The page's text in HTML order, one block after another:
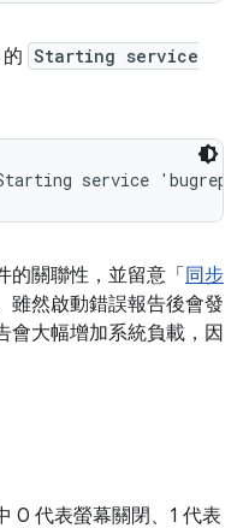
的 Starting service
Starting service
關聯性，並留意「 同步
雖然啟動錯誤報告後會發
會大幅增加系統負載，因
0 代表螢幕關閉、1 代表